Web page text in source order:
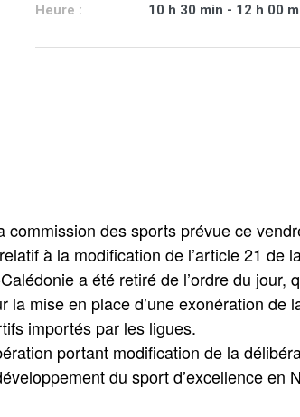
Heure :
10 h 30 min - 12 h 00
commission des sports prévue ce
à la modification de l’article 21 de
a été retiré de l’ordre du jour,
la mise en place d’une exonération de
importés par les ligues.
portant modification de la
du sport d’excellence en